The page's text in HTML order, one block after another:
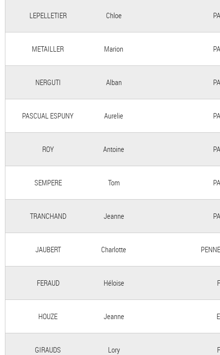
LEPELLETIER Chloe
METAILLER Marion
NERGUTI Alban
PASCUAL ESPUNY Aurelie
ROY Antoine
SEMPERE Tom
TRANCHAND Jeanne
JAUBERT Charlotte
FERAUD Héloise
HOUZE Jeanne
GIRAUDS Lory